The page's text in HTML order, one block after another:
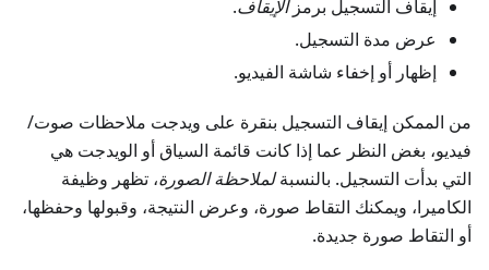
إيقاف التسجيل برمزالإيقاف.
عرض مدة التسجيل.
إظهار أو إخفاء شاشة الفيديو.
من الممكن إيقاف التسجيل بنقرة على ويدجت ملاحظات صوت/
فيديو، بغض النظر عما إذا كانت قائمة السياق أو الويدجت هي
التي بدأت التسجيل. بالنسبةلملاحظة الصورة، تظهر وظيفة
الكاميرا، ويمكنك التقاط صورة، وعرض النتيجة، وقبولها وحفظها،
أو التقاط صورة جديدة.